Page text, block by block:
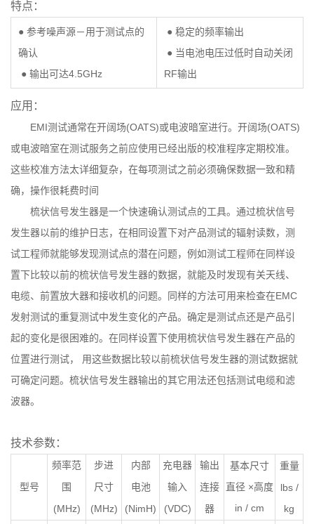
特点：
● 参考噪声源－用于测试点的
确认
● 输出可达4.5GHz
● 稳定的频率输出
● 当电池电压过低时自动关闭
RF输出
应用：
EMI测试通常在开阔场(OATS)或电波暗室进行。开阔场(OATS)
或电波暗室在测试服务之前应使用已经出版的校准程序定期校准。
这些校准方法太详细复杂，在每项测试之前必须确保数据一致和精
确，操作很耗费时间
梳状信号发生器是一个快速确认测试点的工具。通过梳状信号
发生器以前的维护日志，在相同设置下对产品测试的辐射读数，测
试工程师就能够发现测试点的潜在问题，例如测试工程师在同样设
置下比较以前的梳状信号发生器的数据，就能及时发现有关天线、
电缆、前置放大器和接收机的问题。同样的方法可用来检查在EMC
发射测试的重复测试中发生变化的产品。确定是测试点还是产品引
起的变化是很困难的。在同样设置下使用梳状信号发生器在产品的
位置进行测试， 用这些数据比较以前梳状信号发生器的测试数据就
可确定问题。梳状信号发生器输出的其它用法还包括测试电缆和滤
波器。
技术参数：
型号
频率范
围
(MHz)
步进
尺寸
(MHz)
内部
电池
(NimH)
充电器
输入
(VDC)
输出
连接
器
基本尺寸
直径 ×高度
in / cm
重量
lbs /
kg